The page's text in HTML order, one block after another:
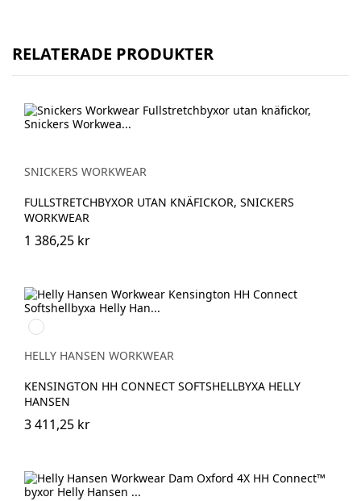
RELATERADE PRODUKTER
SNICKERS WORKWEAR
FULLSTRETCHBYXOR UTAN KNÄFICKOR, SNICKERS
WORKWEAR
1 386,25 kr
990
BLACK
HELLY HANSEN WORKWEAR
KENSINGTON HH CONNECT SOFTSHELLBYXA HELLY
HANSEN
3 411,25 kr